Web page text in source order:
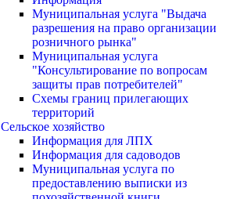
Муниципальная услуга "Выдача
разрешения на право организации
розничного рынка"
Муниципальная услуга
"Консультирование по вопросам
защиты прав потребителей"
Схемы границ прилегающих
территорий
Сельское хозяйство
Информация для ЛПХ
Информация для садоводов
Муниципальная услуга по
предоставлению выписки из